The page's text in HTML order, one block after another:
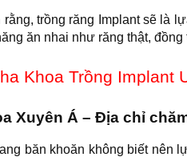
rằng, trồng răng Implant sẽ là
ăn nhai như răng thật,
Khoa Trồng Implant
Xuyên Á – Địa chỉ
băn khoăn không biết nên